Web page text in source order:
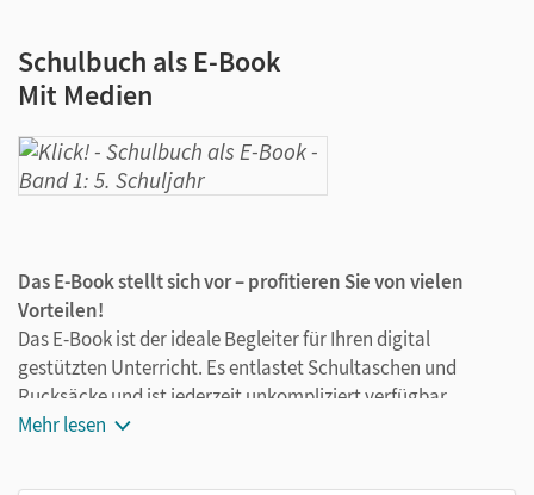
Schulbuch als E-Book
Mit Medien
Das E-Book stellt sich vor – profitieren Sie von vielen
Vorteilen!
Das E-Book ist der ideale Begleiter für Ihren digital
gestützten Unterricht. Es entlastet Schultaschen und
Rucksäcke und ist jederzeit unkompliziert verfügbar.
Außerdem unterstützt es mit vielen digitalen Funktionen
Mehr lesen